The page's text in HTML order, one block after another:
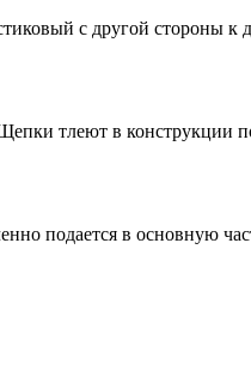
с другой стороны к
тлеют в конструкции
подается в основную